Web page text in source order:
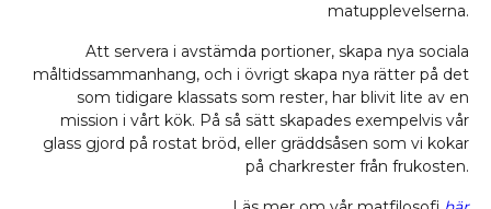
matupplevelserna.
Att servera i avstämda portioner, skapa nya sociala
måltidssammanhang, och i övrigt skapa nya rätter på det
som tidigare klassats som rester, har blivit lite av en
mission i vårt kök. På så sätt skapades exempelvis vår
glass gjord på rostat bröd, eller gräddsåsen som vi kokar
på charkrester från frukosten.